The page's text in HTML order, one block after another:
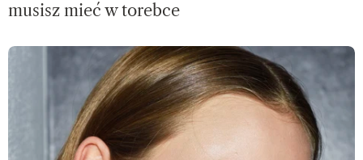
musisz mieć w torebce